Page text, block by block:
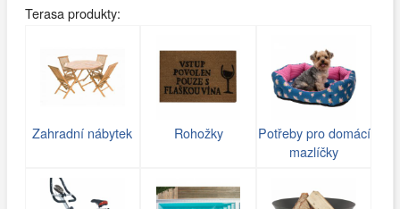
Terasa produkty:
Zahradní nábytek Rohožky
Potřeby pro domácí
mazlíčky